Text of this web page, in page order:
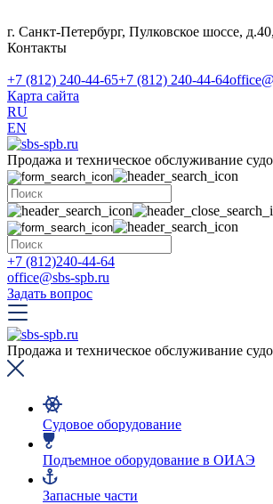
г. Санкт-Петербург, Пулковское шоссе,
Контакты
+7 (812) 240-44-65+7 (812) 240-44-64
Карта сайта
RU
EN
Продажа и техническое обслуживание
+7 (812)240-44-64
office@sbs-spb.ru
Задать вопрос
Продажа и техническое обслуживание
Судовое оборудование
Подъемное оборудование в ОИАЭ
Запасные части